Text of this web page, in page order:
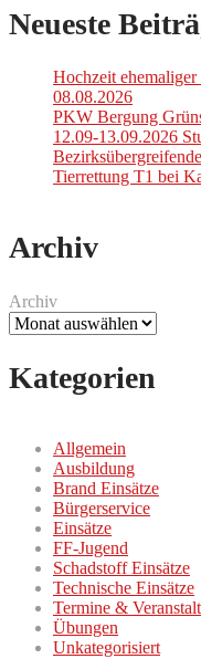
Neueste
Hochzeit
08.08.2026
PKW Bergung
12.09-13.09.2026
Tierrettung T1 bei
Archiv
Archiv
Kategorien
Allgemein
Ausbildung
Brand Einsätze
Bürgerservice
Einsätze
FF-Jugend
Schadstoff Einsätze
Technische Einsätze
Termine &
Übungen
Unkategorisiert